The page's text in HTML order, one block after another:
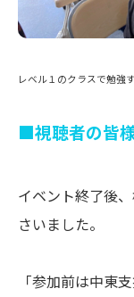
レベル１のクラスで勉強
■視聴者の皆
イベント終了後
さいました。
「参加前は中東